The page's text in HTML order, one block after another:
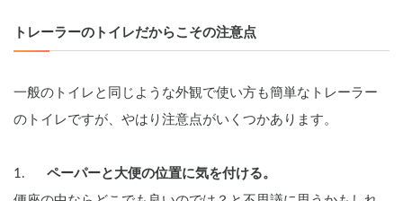
トレーラーのトイレだからこその注意点
一般のトイレと同じような外観で使い方も簡単なトレーラー
のトイレですが、やはり注意点がいくつかあります。
1. ペーパーと大便の位置に気を付ける。